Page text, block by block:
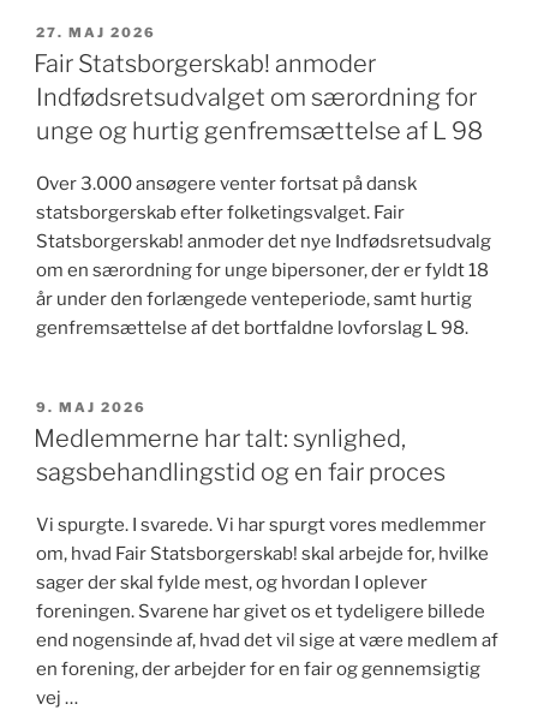
UDGIVET
DEN
27. MAJ 2026
Fair Statsborgerskab! anmoder
Indfødsretsudvalget om særordning for
unge og hurtig genfremsættelse af L 98
Over 3.000 ansøgere venter fortsat på dansk
statsborgerskab efter folketingsvalget. Fair
Statsborgerskab! anmoder det nye Indfødsretsudvalg
om en særordning for unge bipersoner, der er fyldt 18
år under den forlængede venteperiode, samt hurtig
genfremsættelse af det bortfaldne lovforslag L 98.
UDGIVET
DEN
9. MAJ 2026
Medlemmerne har talt: synlighed,
sagsbehandlingstid og en fair proces
Vi spurgte. I svarede. Vi har spurgt vores medlemmer
om, hvad Fair Statsborgerskab! skal arbejde for, hvilke
sager der skal fylde mest, og hvordan I oplever
foreningen. Svarene har givet os et tydeligere billede
end nogensinde af, hvad det vil sige at være medlem af
en forening, der arbejder for en fair og gennemsigtig
vej …